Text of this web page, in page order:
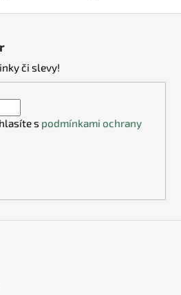
či slevy!
s podmínkami ochrany